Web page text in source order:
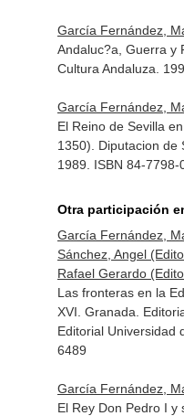
García Fernández,
Andaluc?a, Guerra y
Cultura Andaluza.
García Fernández,
El Reino de Sevilla
1350). Diputacion de
1989. ISBN 84-7798-
Otra participación
García Fernández,
Sánchez, Angel
Rafael Gerardo
Las fronteras en la
XVI. Granada.
Editorial Universidad
6489
García Fernández,
El Rey Don Pedro I y